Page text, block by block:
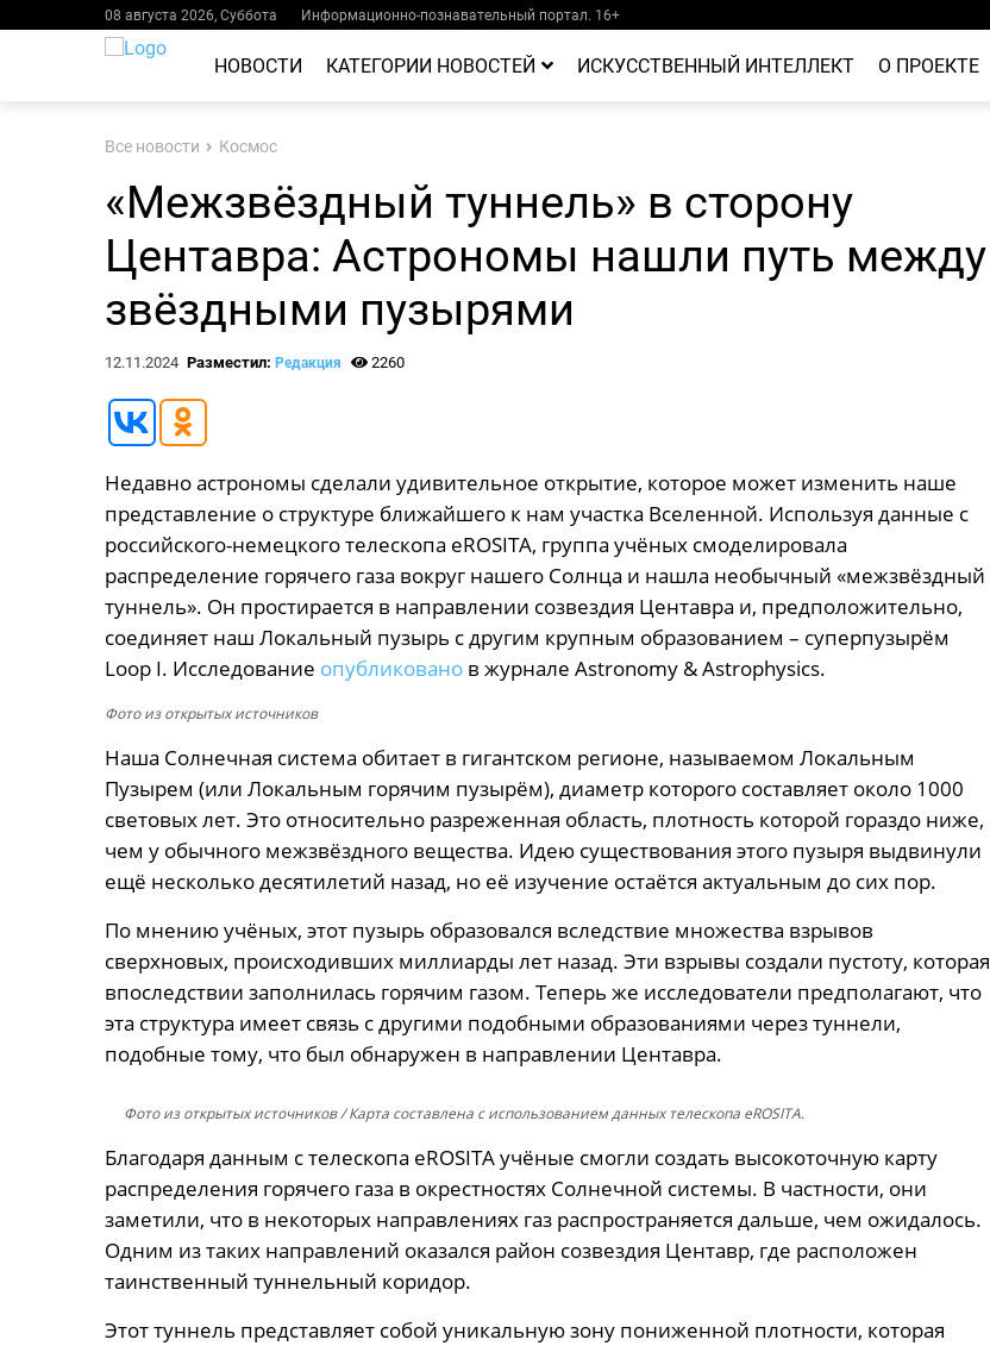
08 августа 2026, Суббота Информационно-познавательный портал. 16+
НОВОСТИ КАТЕГОРИИ НОВОСТЕЙ ИСКУССТВЕННЫЙ ИНТЕЛЛЕКТ О ПРОЕКТЕ
Все новости Космос
«Межзвёздный туннель» в сторону
Центавра: Астрономы нашли путь между
звёздными пузырями
12.11.2024 Разместил: Редакция 2260
Недавно астрономы сделали удивительное открытие, которое может изменить наше
представление о структуре ближайшего к нам участка Вселенной. Используя данные с
российского-немецкого телескопа eROSITA, группа учёных смоделировала
распределение горячего газа вокруг нашего Солнца и нашла необычный «межзвёздный
туннель». Он простирается в направлении созвездия Центавра и, предположительно,
соединяет наш Локальный пузырь с другим крупным образованием – суперпузырём
Loop I. Исследование опубликованов журнале Astronomy & Astrophysics.
Фото из открытых источников
Наша Солнечная система обитает в гигантском регионе, называемом Локальным
Пузырем (или Локальным горячим пузырём), диаметр которого составляет около 1000
световых лет. Это относительно разреженная область, плотность которой гораздо ниже,
чем у обычного межзвёздного вещества. Идею существования этого пузыря выдвинули
ещё несколько десятилетий назад, но её изучение остаётся актуальным до сих пор.
По мнению учёных, этот пузырь образовался вследствие множества взрывов
сверхновых, происходивших миллиарды лет назад. Эти взрывы создали пустоту, которая
впоследствии заполнилась горячим газом. Теперь же исследователи предполагают, что
эта структура имеет связь с другими подобными образованиями через туннели,
подобные тому, что был обнаружен в направлении Центавра.
Фото из открытых источников/ Карта составлена с использованием данных телескопа eROSITA.
Благодаря данным с телескопа eROSITA учёные смогли создать высокоточную карту
распределения горячего газа в окрестностях Солнечной системы. В частности, они
заметили, что в некоторых направлениях газ распространяется дальше, чем ожидалось.
Одним из таких направлений оказался район созвездия Центавр, где расположен
таинственный туннельный коридор.
Этот туннель представляет собой уникальную зону пониженной плотности, которая